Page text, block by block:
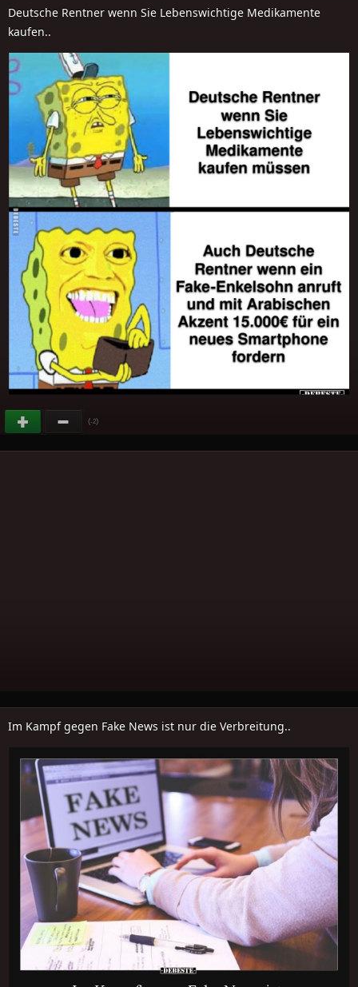
Deutsche Rentner wenn Sie Lebenswichtige Medikamente
kaufen..
(-2)
Im Kampf gegen Fake News ist nur die Verbreitung..